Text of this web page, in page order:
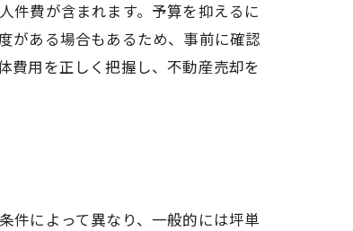
件費が含まれます。予算を抑えるに
がある場合もあるため、事前に確認
費用を正しく把握し、不動産売却を
件によって異なり、一般的には坪単